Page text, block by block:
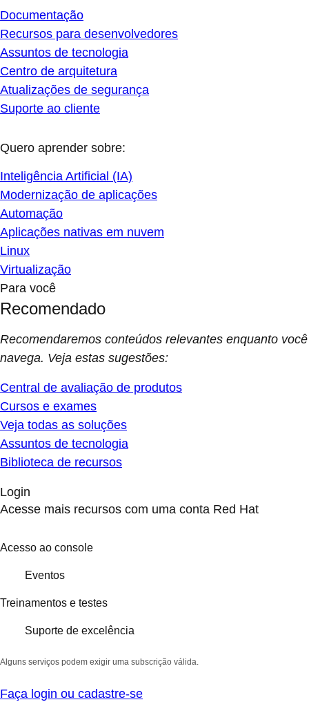
Documentação
Recursos para desenvolvedores
Assuntos de tecnologia
Centro de arquitetura
Atualizações de segurança
Suporte ao cliente
Quero aprender sobre:
Inteligência Artificial (IA)
Modernização de aplicações
Automação
Aplicações nativas em nuvem
Linux
Virtualização
Para você
Recomendado
Recomendaremos conteúdos relevantes enquanto você
navega. Veja estas sugestões:
Central de avaliação de produtos
Cursos e exames
Veja todas as soluções
Assuntos de tecnologia
Biblioteca de recursos
Login
Acesse mais recursos com uma conta Red Hat
Acesso ao console
Eventos
Treinamentos e testes
Suporte de excelência
Alguns serviços podem exigir uma subscrição válida.
Faça login ou cadastre-se